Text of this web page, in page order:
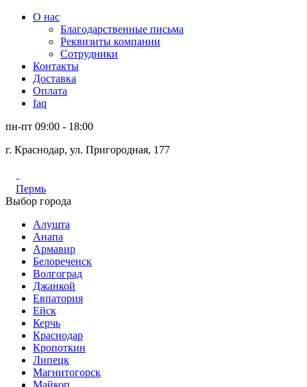
О нас
Благодарственные письма
Реквизиты компании
Сотрудники
Контакты
Доставка
Оплата
faq
пн-пт 09:00 - 18:00
г. Краснодар, ул. Пригородная, 177
Пермь
Выбор города
Алушта
Анапа
Армавир
Белореченск
Волгоград
Джанкой
Евпатория
Ейск
Керчь
Краснодар
Кропоткин
Липецк
Магнитогорск
Майкоп